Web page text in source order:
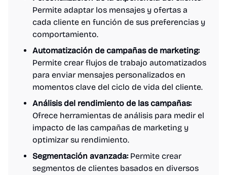
Permite adaptar los mensajes y ofertas a
cada cliente en función de sus preferencias y
comportamiento.
Automatización de campañas de marketing:
Permite crear flujos de trabajo automatizados
para enviar mensajes personalizados en
momentos clave del ciclo de vida del cliente.
Análisis del rendimiento de las campañas:
Ofrece herramientas de análisis para medir el
impacto de las campañas de marketing y
optimizar su rendimiento.
Segmentación avanzada:Permite crear
segmentos de clientes basados en diversos